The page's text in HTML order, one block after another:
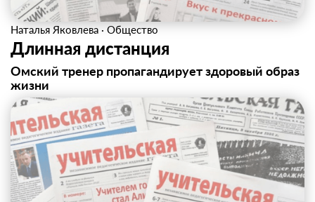
Наталья Яковлева · Общество
Длинная дистанция
Омский тренер пропагандирует здоровый образ
жизни